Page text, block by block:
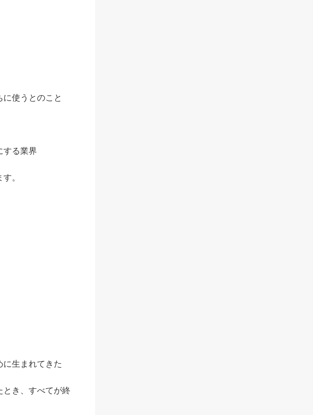
使うとのこと
する業界
。
生まれてきた
き、すべてが終